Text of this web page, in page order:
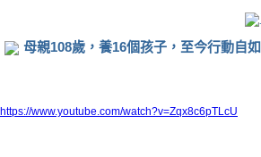
母親108歲，養16個孩子，至今行動自如
https://www.youtube.com/watch?v=Zqx8c6pTLcU